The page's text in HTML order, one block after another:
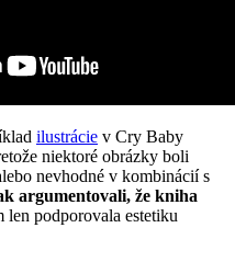
ilustrácie v Cry Baby
niektoré obrázky boli
nevhodné v kombinácií s
argumentovali, že kniha
len podporovala estetiku